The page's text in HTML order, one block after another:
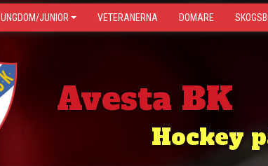
UNGDOM/JUNIOR VETERANERNA DOMARE
Avesta BK
Hockey